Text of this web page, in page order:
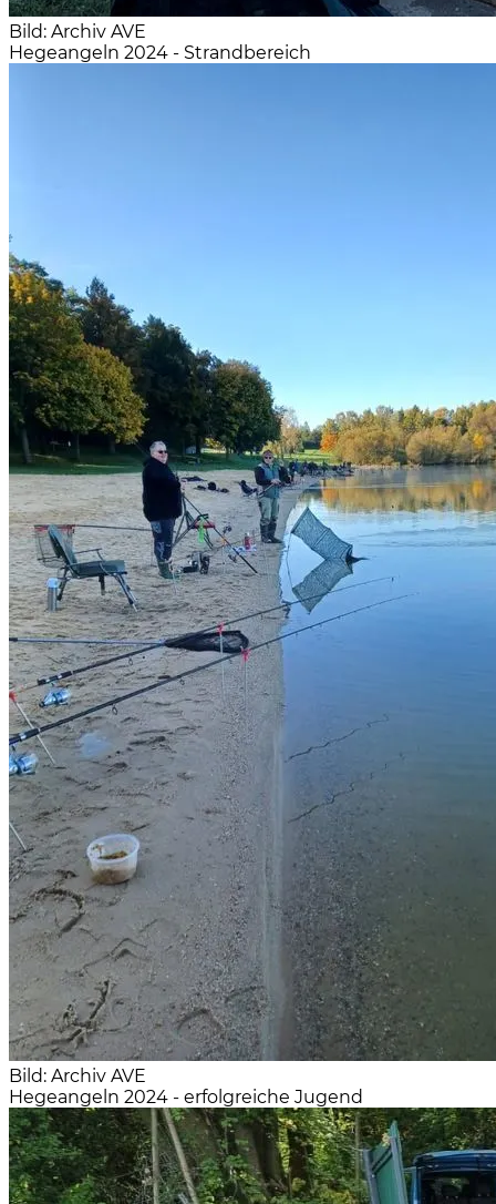
Bild: Archiv AVE
Hegeangeln 2024 - Strandbereich
Bild: Archiv AVE
Hegeangeln 2024 - erfolgreiche Jugend